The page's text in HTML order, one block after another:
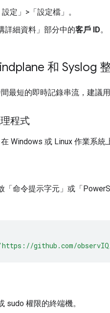
定」 > 「設定檔」 。
細資料」 部分中的客戶 ID。
和 Syslog
最短的即時記錄串流，建議
程式
Windows 或 Linux 作業系統
「命令提示字元」 或「
github.com/
sudo 權限的終端機。